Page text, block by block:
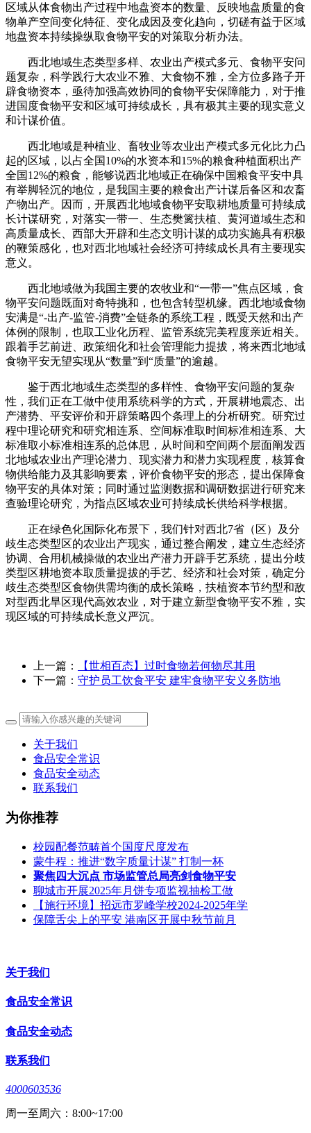
区域从体食物出产过程中地盘资本的数量、反映地盘质量的食
物单产空间变化特征、变化成因及变化趋向，切磋有益于区域
地盘资本持续操纵取食物平安的对策取分析办法。
西北地域生态类型多样、农业出产模式多元、食物平安问
题复杂，科学践行大农业不雅、大食物不雅，全方位多路子开
辟食物资本，亟待加强高效协同的食物平安保障能力，对于推
进国度食物平安和区域可持续成长，具有极其主要的现实意义
和计谋价值。
西北地域是种植业、畜牧业等农业出产模式多元化比力凸
起的区域，以占全国10%的水资本和15%的粮食种植面积出产
全国12%的粮食，能够说西北地域正在确保中国粮食平安中具
有举脚轻沉的地位，是我国主要的粮食出产计谋后备区和农畜
产物出产。因而，开展西北地域食物平安取耕地质量可持续成
长计谋研究，对落实一带一、生态樊篱扶植、黄河道域生态和
高质量成长、西部大开辟和生态文明计谋的成功实施具有积极
的鞭策感化，也对西北地域社会经济可持续成长具有主要现实
意义。
西北地域做为我国主要的农牧业和“一带一”焦点区域，食
物平安问题既面对奇特挑和，也包含转型机缘。西北地域食物
安满是“-出产-监管-消费”全链条的系统工程，既受天然和出产
体例的限制，也取工业化历程、监管系统完美程度亲近相关。
跟着手艺前进、政策细化和社会管理能力提拔，将来西北地域
食物平安无望实现从“数量”到“质量”的逾越。
鉴于西北地域生态类型的多样性、食物平安问题的复杂
性，我们正在工做中使用系统科学的方式，开展耕地震态、出
产潜势、平安评价和开辟策略四个条理上的分析研究。研究过
程中理论研究和研究相连系、空间标准取时间标准相连系、大
标准取小标准相连系的总体思，从时间和空间两个层面阐发西
北地域农业出产理论潜力、现实潜力和潜力实现程度，核算食
物供给能力及其影响要素，评价食物平安的形态，提出保障食
物平安的具体对策；同时通过监测数据和调研数据进行研究来
查验理论研究，为指点区域农业可持续成长供给科学根据。
正在绿色化国际化布景下，我们针对西北7省（区）及分
歧生态类型区的农业出产现实，通过整合阐发，建立生态经济
协调、合用机械操做的农业出产潜力开辟手艺系统，提出分歧
类型区耕地资本取质量提拔的手艺、经济和社会对策，确定分
歧生态类型区食物供需均衡的成长策略，扶植资本节约型和敌
对型西北旱区现代高效农业，对于建立新型食物平安不雅，实
现区域的可持续成长意义严沉。
上一篇：
【世相百态】过时食物若何物尽其用
下一篇： 守护员工饮食平安 建牢食物平安义务防地
关于我们
食品安全常识
食品安全动态
联系我们
为你推荐
校园配餐范畴首个国度尺度发布
蒙牛程：推进“数字质量计谋” 打制一杯
聚焦四大沉点 市场监管总局亮剑食物平安
聊城市开展2025年月饼专项监视抽检工做
【施行环境】招远市罗峰学校2024-2025年学
保障舌尖上的平安 港南区开展中秋节前月
关于我们
食品安全常识
食品安全动态
联系我们
4000603536
周一至周六：8:00~17:00